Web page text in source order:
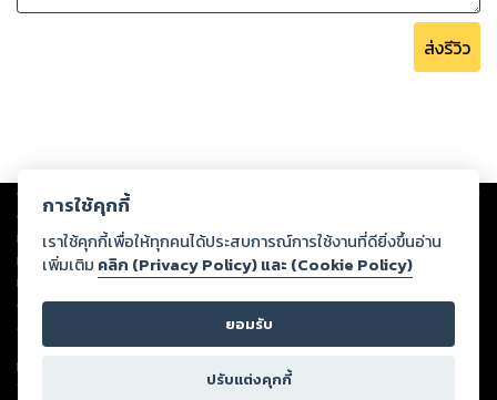
ส่งรีวิว
Copyright © 2026
ต่อผลงานหรือเนื้อหาใดที่อัปโหลดผ่านเว็บไซต์และปรากฏว่าละเมิดสิทธิใน
ทรัพย์สินทางปัญญาของบุคคลอื่นหรือขัดต่อกฎหมายและศีลธรรม ดังนั้น ผู้อ่าน
ทุกท่านโปรดใช้วิจารณญาณในการกลั่นกรองด้วยตนเอง และหากท่านพบว่าส่วน
หนึ่งส่วนใดขัดต่อกฎหมายและศีลธรรม กรุณาแจ้งมายังบริษัท เพื่อทีมงานจะได้
ดำเนินการในทันที ทั้งนี้ ทางสตอรี่ล็อกขอสงวนลิขสิทธิ์ตามพระราชบัญญัติ
ลิขสิทธิ์ พ.ศ. 2537 (ฉบับล่าสุด)
For support: member@ookbee.com
Version
การใช้คุกกี้
เราใช้คุกกี้เพื่อให้ทุกคนได้ประสบการณ์การใช้งานที่ดียิ่งขึ้นอ่าน
เพิ่มเติม คลิก (Privacy Policy) และ (Cookie Policy)
ยอมรับ
ปรับแต่งคุกกี้